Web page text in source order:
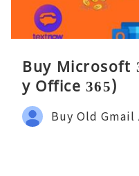
Buy Microsoft
y Office 365)
Buy Old Gmail